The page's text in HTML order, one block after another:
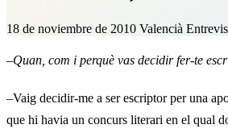
18 de noviembre de 2010 Valencià
–Quan, com i perquè vas decidir fer-te
–Vaig decidir-me a ser escriptor per una
que hi havia un concurs literari en el qual